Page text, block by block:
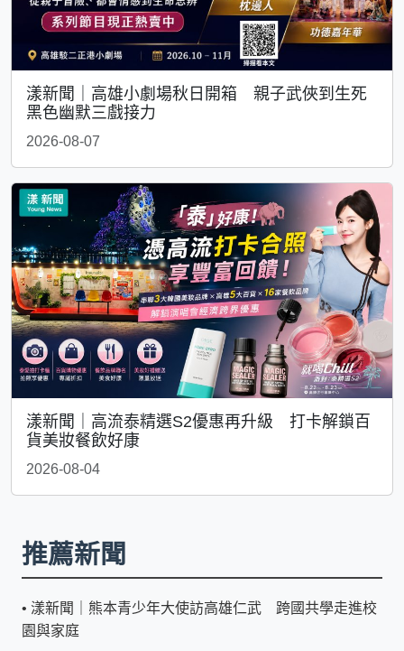
漾新聞｜高雄小劇場秋日開箱 親子武俠到生死
黑色幽默三戲接力
2026-08-07
漾新聞｜高流泰精選S2優惠再升級 打卡解鎖百
貨美妝餐飲好康
2026-08-04
推薦新聞
• 漾新聞｜熊本青少年大使訪高雄仁武 跨國共學走進校
園與家庭